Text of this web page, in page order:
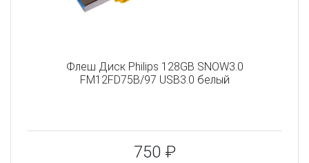
Флеш Диск Philips 128GB SNOW3.0
FM12FD75B/97 USB3.0 белый
750 ₽